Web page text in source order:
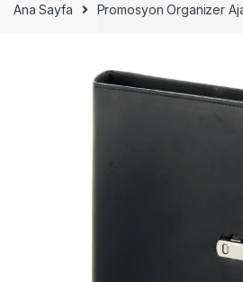
Ana Sayfa Promosyon Organizer